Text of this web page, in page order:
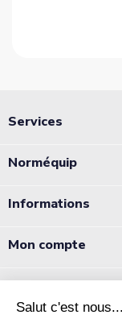
Services
Norméquip
Informations
Mon compte